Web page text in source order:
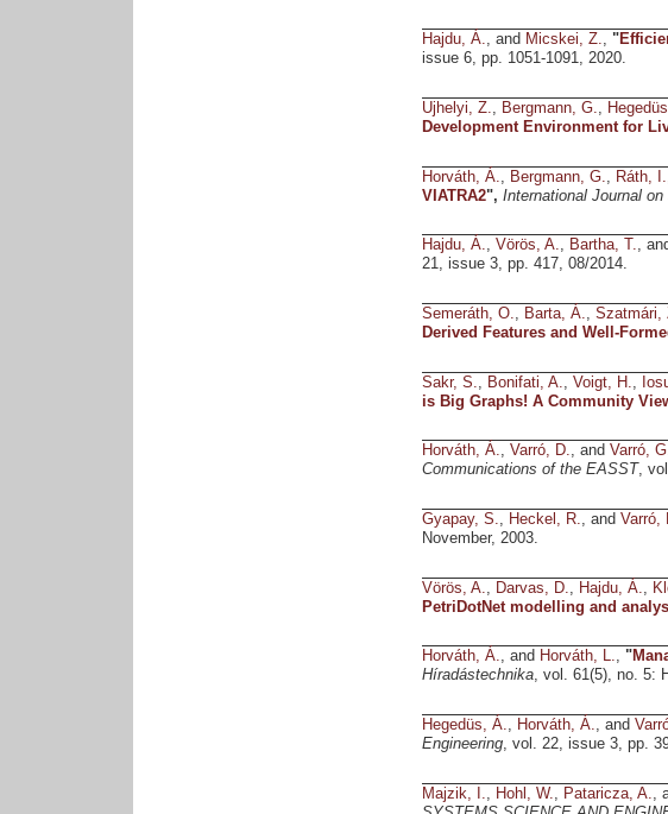
Hajdu, Á., and Micskei, Z., "
issue 6, pp. 1051-1091, 2020.
Ujhelyi, Z., Bergmann, G.,
Development Environment for
Horváth, Á. Bergmann, G. Ráth, I.
VIATRA2", International Journal
Hajdu, Á., Vörös, A., Bartha, T.,
21, issue 3, pp. 417, 08/2014.
Semeráth, O., Barta, Á., Szatmári,
Derived Features and Well-
Sakr, S. Bonifati, A. Voigt, H.
is Big Graphs! A Community
Horváth, Á., Varró, D., and Varró,
Communications of the EASST ,
Gyapay, S., Heckel, R., and Varró,
November, 2003.
Vörös, A. Darvas, D. Hajdu, Á.
PetriDotNet modelling and
Horváth, Á., and Horváth, L., "
Híradástechnika, vol. 61(5), no. 5:
Hegedüs, Á., Horváth, Á., and
Engineering, vol. 22, issue 3, pp.
Majzik, I. Hohl, W. Pataricza, A. ,